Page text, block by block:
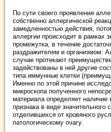
По сути своего проявления
собственно аллергической
замедленностью действия,
аллергии происходит в рамках
промежутка, в течение
раздражителем и организмом.
случае протекают
задействованы в ней другие
типа иммунные клетки
Именно по этой причине
микроскопа полученного
материала определяет наличие
признака в виде значительного
отделившихся от кровяного
патологическому очагу.